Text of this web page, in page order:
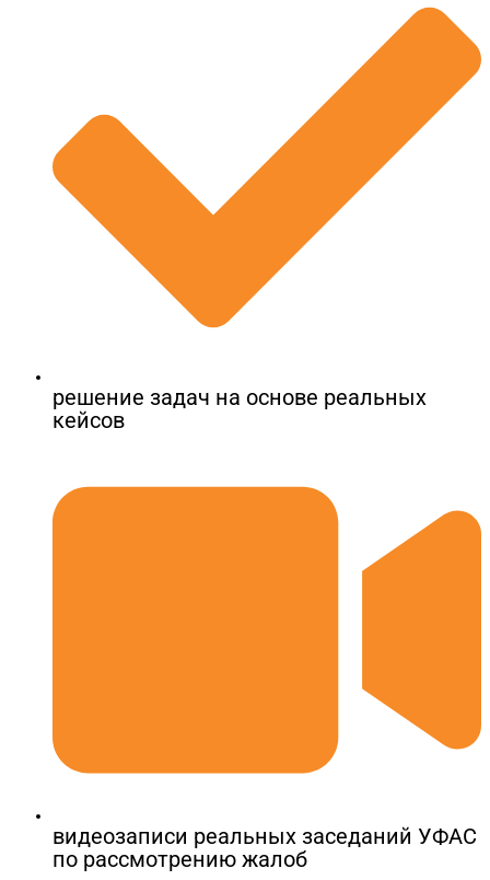
решение задач на основе реальных
кейсов
видеозаписи реальных заседаний УФАС
по рассмотрению жалоб